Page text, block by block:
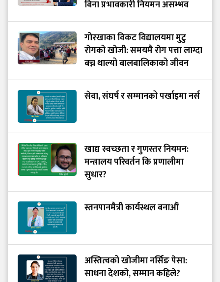
बिना प्रभावकारी नियमन असम्भव
गोरखाका विकट विद्यालयमा मुटु
रोगको खोजी: समयमै रोग पत्ता लाग्दा
बच्न थाल्यो बालबालिकाको जीवन
सेवा, संघर्ष र सम्मानको पर्खाइमा नर्स
खाद्य स्वच्छता र गुणस्तर नियमन:
मन्त्रालय परिवर्तन कि प्रणालीमा
सुधार?
स्तनपानमैत्री कार्यस्थल बनाऔँ
अस्तित्वको खोजीमा नर्सिङ पेसा:
साधना देशको, सम्मान कहिले?